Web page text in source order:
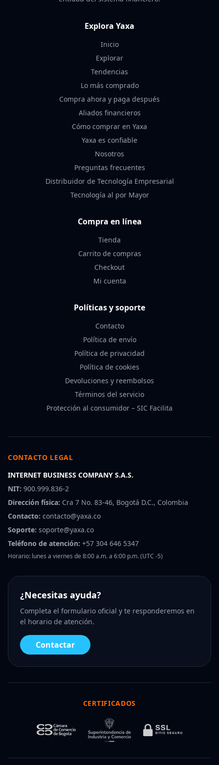
Explora Yaxa
Inicio
Explorar
Tendencias
Lo más comprado
Compra ahora y paga después
Aliados financieros
Cómo comprar en Yaxa
Yaxa es confiable
Nosotros
Preguntas frecuentes
Distribuidor de Tecnología Empresarial
Tecnología al por Mayor
Compra en línea
Tienda
Carrito de compras
Checkout
Mi cuenta
Políticas y soporte
Contacto
Política de envío
Política de privacidad
Política de cookies
Devoluciones y reembolsos
Términos del servicio
Protección al consumidor – SIC Facilita
CONTACTO LEGAL
INTERNET BUSINESS COMPANY S.A.S.
NIT: 900.999.836-2
Dirección física: Cra 7 No. 83-46, Bogotá D.C., Colombia
Contacto: contacto@yaxa.co
Soporte: soporte@yaxa.co
Teléfono de atención: +57 304 646 5347
Horario: lunes a viernes de 8:00 a.m. a 6:00 p.m. (UTC -5)
¿Necesitas ayuda?
Completa el formulario oficial y te responderemos en
el horario de atención.
Contactar
CERTIFICADOS